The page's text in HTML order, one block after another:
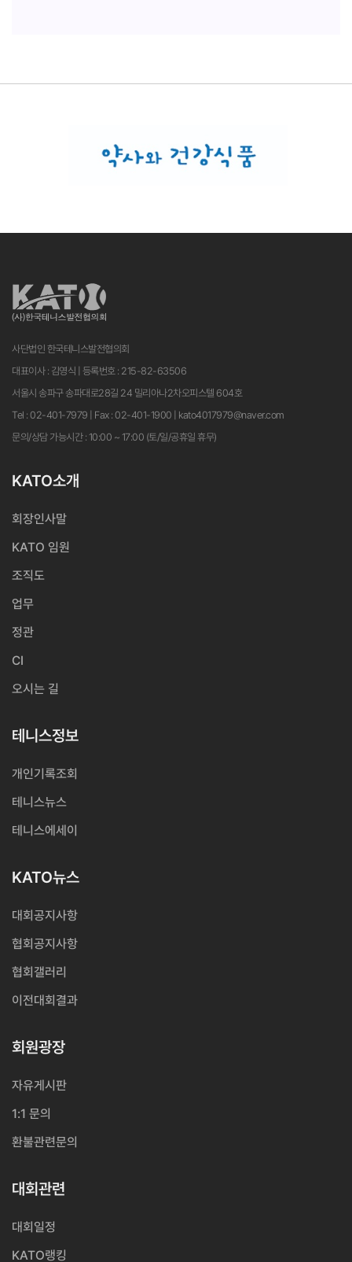
사단법인 한국테니스발전협의회
대표이사 : 김영식 | 등록번호 : 215-82-63506
서울시 송파구 송파대로28길 24 밀리아나2차오피스텔 604호
Tel : 02-401-7979 | Fax : 02-401-1900 | kato4017979@naver.com
문의/상담 가능시간 : 10:00 ~ 17:00 (토/일/공휴일 휴무)
KATO소개
회장인사말
KATO 임원
조직도
업무
정관
CI
오시는 길
테니스정보
개인기록조회
테니스뉴스
테니스에세이
KATO뉴스
대회공지사항
협회공지사항
협회갤러리
이전대회결과
회원광장
자유게시판
1:1 문의
환불관련문의
대회관련
대회일정
KATO랭킹